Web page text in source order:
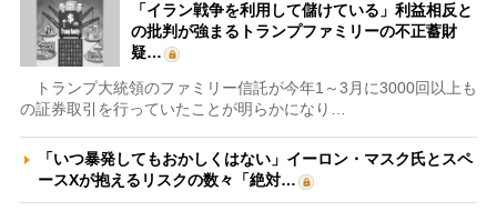
「イラン戦争を利用して儲けている」利益相反と
の批判が強まるトランプファミリーの不正蓄財
疑…
トランプ大統領のファミリー信託が今年1～3月に3000回以上も
の証券取引を行っていたことが明らかになり…
「いつ暴発してもおかしくはない」イーロン・マスク氏とスペ
ースXが抱えるリスクの数々「絶対…